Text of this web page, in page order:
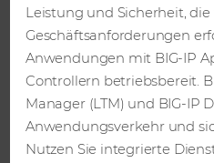
Leistung und Sicherheit,
Geschäftsanforderungen
Anwendungen mit BIG-IP
Controllern betriebsbereit.
Manager (LTM) und BIG-IP
Anwendungsverkehr und
Nutzen Sie integrierte